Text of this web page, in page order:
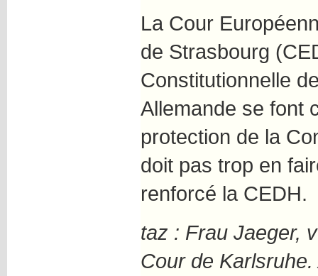
La Cour
de Strasbourg
Constitutionnelle
Allemande se font
protection de la
doit pas trop en
renforcé la CEDH.
taz : Frau Jaeger,
Cour de